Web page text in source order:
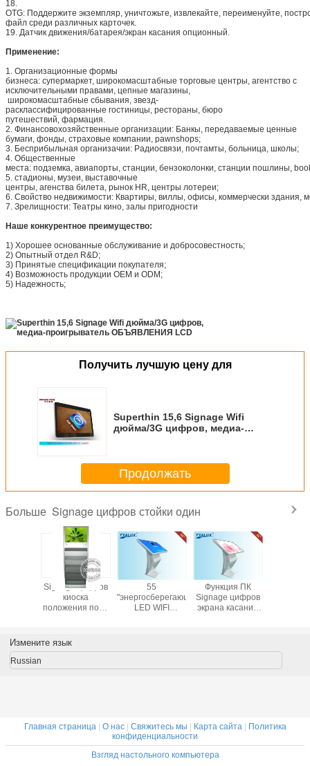
18.
OTG: Поддержите экземпляр, уничтожьте, извлекайте, переименуйте,
файл среди различных карточек.
19. Датчик движения/батарея/экран касания опционный.
Применение:
1. Организационные формы
бизнеса: супермаркет, широкомасштабные торговые центры, агентство с
исключительными правами, цепные магазины,
широкомасштабные сбывания, звезд-
расклассифицированные гостиницы, рестораны, бюро
путешествий, фармация.
2. Финансовохозяйственные организации: Банкы, передаваемые ценные
бумаги, фонды, страховые компании, pawnshops;
3. Бесприбыльная организачии: Радиосвязи, почтамты, больница, школы;
4. Общественные
места: подземка, авиапорты, станции, бензоколонки, станции пошлины,
5. стадионы, музеи, выставочные
центры, агенства билета, рынок HR, центры лотереи;
6. Свойство недвижимости: Квартиры, виллы, офисы, коммерчески здания,
7. Зрелищности: Театры кино, залы пригодности
Наше конкурентное преимущество:
1) Хорошее основанные обслуживание и добросовестность;
2) Опытный отдел R&D;
3) Принятые спецификации покупателя;
4) Возможность продукции OEM и ODM;
5) Надежность;
Получить лучшую цену для
Superthin 15,6 Signage Wifi
дюйма/3G цифров, медиа-
Продолжать
Больше Signage цифров стойки один
Signage цифров
киоска
положения пола
55
"энергосберегающие
LED WIFI
реклама
Функция ПК
Signage цифров
экрана касания
киоск
Измените язык
Russian
Главная страница| О нас| Свяжитесь мы Карта сайта|
Политика
конфиденциальности
Взгляд настольного компьютера